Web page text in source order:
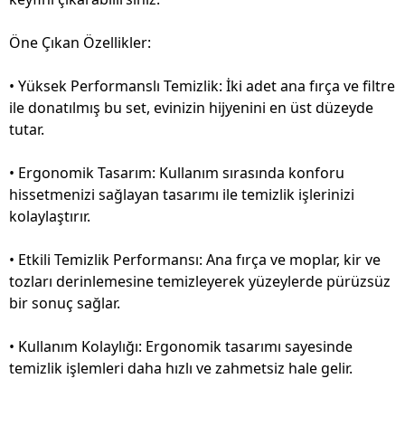
Öne Çıkan Özellikler:
• Yüksek Performanslı Temizlik: İki adet ana fırça ve filtre
ile donatılmış bu set, evinizin hijyenini en üst düzeyde
tutar.
• Ergonomik Tasarım: Kullanım sırasında konforu
hissetmenizi sağlayan tasarımı ile temizlik işlerinizi
kolaylaştırır.
• Etkili Temizlik Performansı: Ana fırça ve moplar, kir ve
tozları derinlemesine temizleyerek yüzeylerde pürüzsüz
bir sonuç sağlar.
• Kullanım Kolaylığı: Ergonomik tasarımı sayesinde
temizlik işlemleri daha hızlı ve zahmetsiz hale gelir.